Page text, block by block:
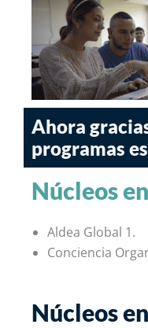
Ahora
programas
Núcleos
Aldea Global 1.
Conciencia
Núcleos